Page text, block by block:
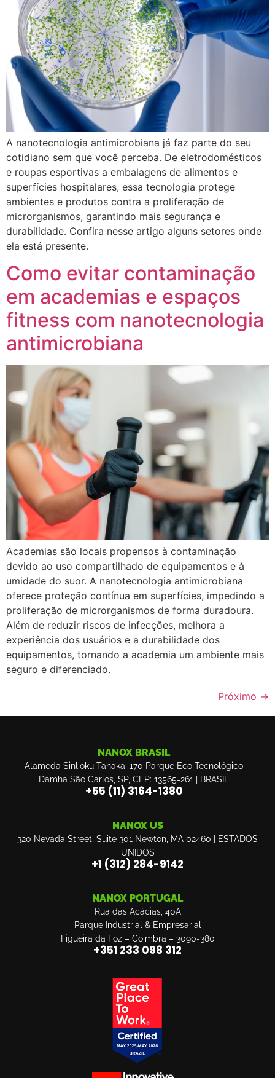
A nanotecnologia antimicrobiana já faz parte do seu
cotidiano sem que você perceba. De eletrodomésticos
e roupas esportivas a embalagens de alimentos e
superfícies hospitalares, essa tecnologia protege
ambientes e produtos contra a proliferação de
microrganismos, garantindo mais segurança e
durabilidade. Confira nesse artigo alguns setores onde
ela está presente.
Como evitar contaminação
em academias e espaços
fitness com nanotecnologia
antimicrobiana
Academias são locais propensos à contaminação
devido ao uso compartilhado de equipamentos e à
umidade do suor. A nanotecnologia antimicrobiana
oferece proteção contínua em superfícies, impedindo a
proliferação de microrganismos de forma duradoura.
Além de reduzir riscos de infecções, melhora a
experiência dos usuários e a durabilidade dos
equipamentos, tornando a academia um ambiente mais
seguro e diferenciado.
Próximo →
NANOX BRASIL
Alameda Sinlioku Tanaka, 170 Parque Eco Tecnológico
Damha São Carlos, SP, CEP: 13565-261 | BRASIL
+55 (11) 3164-1380
NANOX US
320 Nevada Street, Suite 301 Newton, MA 02460 | ESTADOS
UNIDOS
‎+1 (312) 284-9142
NANOX PORTUGAL
Rua das Acácias, 40A
Parque Industrial & Empresarial
Figueira da Foz – Coimbra – 3090-380
+351 233 098 312